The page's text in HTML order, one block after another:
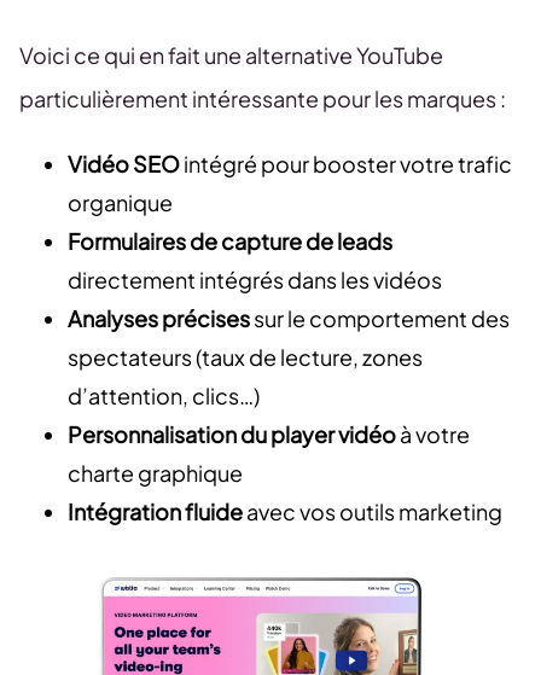
Voici ce qui en fait une alternative YouTube
particulièrement intéressante pour les marques :
Vidéo SEOintégré pour booster votre trafic
organique
Formulaires de capture de leads
directement intégrés dans les vidéos
Analyses précisessur le comportement des
spectateurs (taux de lecture, zones
d’attention, clics…)
Personnalisation du player vidéoà votre
charte graphique
Intégration fluideavec vos outils marketing